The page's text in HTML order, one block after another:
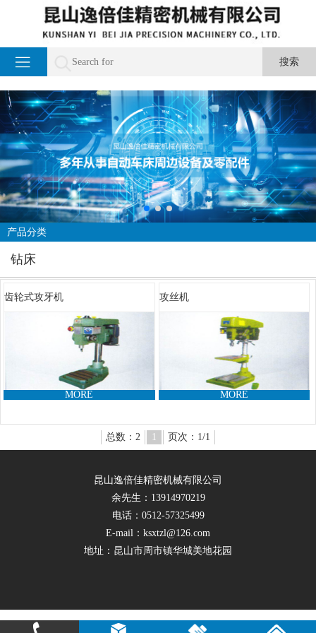
产品分类
钻床
齿轮式攻牙机
MORE
攻丝机
MORE
总数：2 1 页次：1/1
昆山逸倍佳精密机械有限公司
余先生：13914970219
电话：0512-57325499
E-mail：ksxtzl@126.com
地址：昆山市周市镇华城美地花园